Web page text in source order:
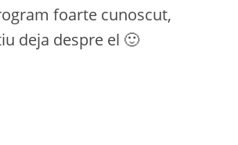
foarte cunoscut,
deja despre el 🙂